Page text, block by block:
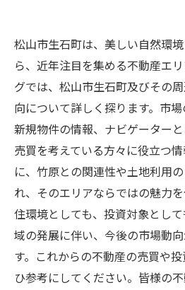
松山市生石町は、美しい自然環
ら、近年注目を集める不動産エ
グでは、松山市生石町及びその
向について詳しく探ります。市場
新規物件の情報、ナビゲーター
売買を考えている方々に役立つ
に、竹原との関連性や土地利用
れ、そのエリアならではの魅力を
住環境としても、投資対象とし
域の発展に伴い、今後の市場動
す。これからの不動産の売買や
ひ参考にしてください。皆様の